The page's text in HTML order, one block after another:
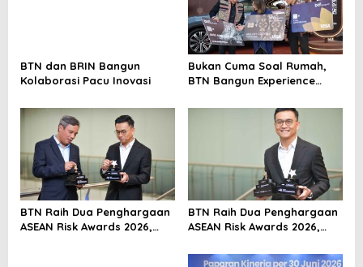
t
o
BTN dan BRIN Bangun
Kolaborasi Pacu Inovasi
Bukan Cuma Soal Rumah,
BTN Bangun Experience
BTN Raih Dua Penghargaan
ASEAN Risk Awards 2026,
BTN Raih Dua Penghargaan
ASEAN Risk Awards 2026,
Manajemen Risiko